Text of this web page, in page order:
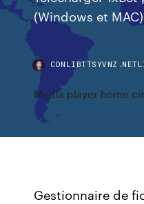
(Windows et MAC)
Media player home
Gestionnaire de